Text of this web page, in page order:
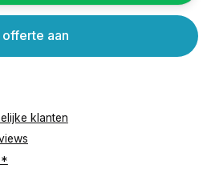
aan
klanten